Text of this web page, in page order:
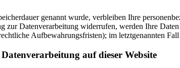
genannt wurde, verbleiben Ihre
zur Datenverarbeitung widerrufen, werden Ihre
Aufbewahrungsfristen); im letztgenannten
auf dieser Website